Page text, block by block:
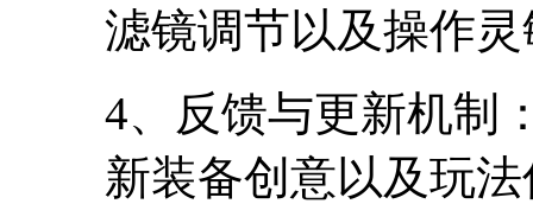
滤镜调节以及操作
4、反馈与更新机制
新装备创意以及玩